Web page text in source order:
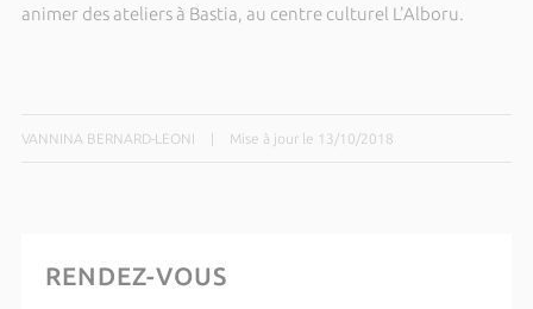
animer des ateliers à Bastia, au centre culturel L'Alboru.
VANNINA BERNARD-LEONI Mise à jour le 13/10/2018
RENDEZ-VOUS